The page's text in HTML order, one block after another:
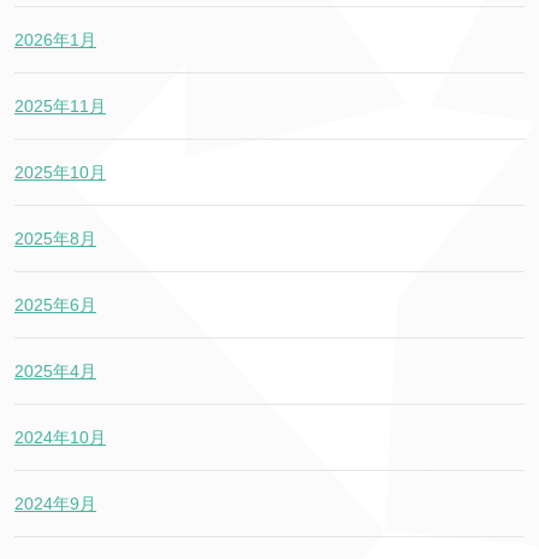
2026年1月
2025年11月
2025年10月
2025年8月
2025年6月
2025年4月
2024年10月
2024年9月